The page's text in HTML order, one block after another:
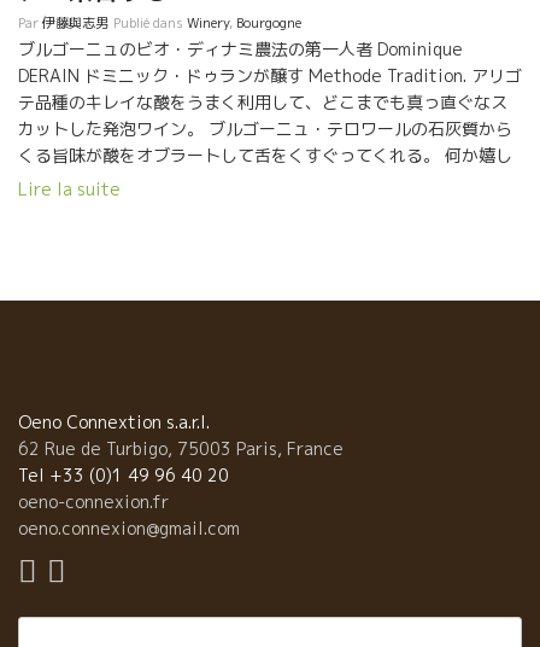
Par伊藤與志男 Publié dans Winery, Bourgogne
ブルゴーニュのビオ・ディナミ農法の第一人者 Dominique
DERAIN ドミニック・ドゥランが醸す Methode Tradition. アリゴ
テ品種のキレイな酸をうまく利用して、どこまでも真っ直ぐなス
カットした発泡ワイン。 ブルゴーニュ・テロワールの石灰質から
くる旨味が酸をオブラートして舌をくすぐってくれる。 何か嬉し
い事があった時は、喜びが２倍増！！ 悲しいことがあったり、悔
Lire la suite
Oeno Connextion s.a.r.l.
62 Rue de Turbigo, 75003 Paris, France
Tel +33 (0)1 49 96 40 20
oeno-connexion.fr
oeno.connexion@gmail.com